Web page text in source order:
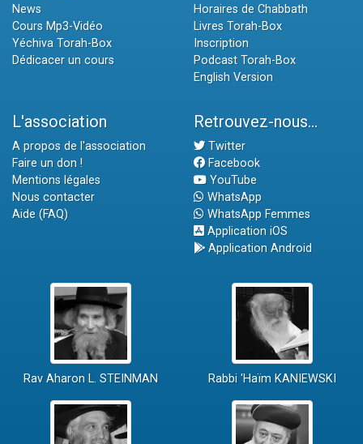
News
Cours Mp3-Vidéo
Yéchiva Torah-Box
Dédicacer un cours
Horaires de Chabbath
Livres Torah-Box
Inscription
Podcast Torah-Box
English Version
L'association
A propos de l'association
Faire un don !
Mentions légales
Nous contacter
Aide (FAQ)
Retrouvez-nous...
Twitter
Facebook
YouTube
WhatsApp
WhatsApp Femmes
Application iOS
Application Android
Rav Aharon L. STEINMAN Rabbi 'Haïm KANIEWSKI